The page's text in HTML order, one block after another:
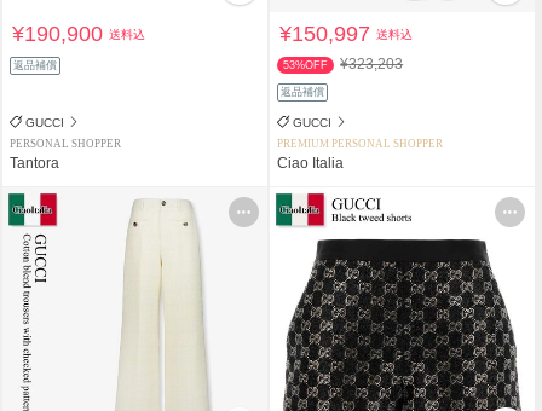
¥190,900送料込
返品補償
GUCCI
PERSONAL SHOPPER
Tantora
¥150,997送料込
53%OFF ¥323,203
返品補償
GUCCI
PREMIUM PERSONAL SHOPPER
Ciao Italia